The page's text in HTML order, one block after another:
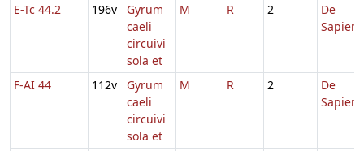
E-Tc 44.2 196v
Gyrum
caeli
circuivi
sola et
M R 2
De
F-AI 44 112v
Gyrum
caeli
circuivi
sola et
M R 2
De